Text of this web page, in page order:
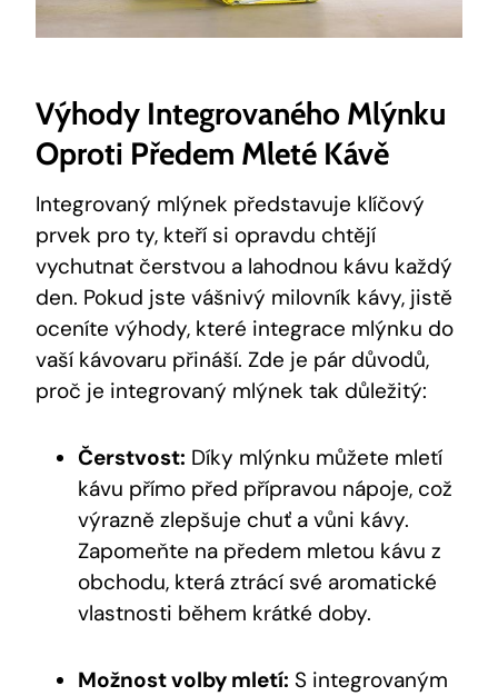
Výhody Integrovaného Mlýnku
Oproti Předem Mleté Kávě
Integrovaný mlýnek představuje klíčový
prvek pro ty, kteří si opravdu chtějí
vychutnat čerstvou a lahodnou kávu každý
den. Pokud jste vášnivý milovník kávy, jistě
oceníte výhody, které integrace mlýnku do
vaší kávovaru přináší. Zde je pár důvodů,
proč je integrovaný mlýnek tak důležitý:
Čerstvost: Díky mlýnku můžete mletí
kávu přímo před přípravou nápoje, což
výrazně zlepšuje chuť a vůni kávy.
Zapomeňte na předem mletou kávu z
obchodu, která ztrácí své aromatické
vlastnosti během krátké doby.
Možnost volby mletí: S integrovaným